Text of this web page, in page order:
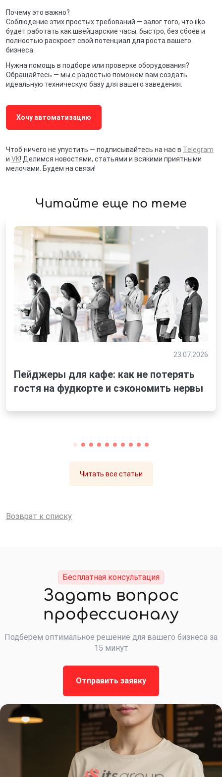
Почему это важно?
Соблюдение этих простых требований — залог того, что iiko
будет работать как швейцарские часы: быстро, без сбоев и
полностью раскроет свой потенциал для роста вашего
бизнеса.
Нужна помощь в подборе или проверке оборудования?
Обращайтесь — мы с радостью поможем вам создать
идеальную техническую базу для вашего заведения.
Хочу автоматизацию
Чтоб ничего не упустить — подписывайтесь на нас в Telegram
и VK! Делимся новостями, статьями и всякими приятными
мелочами. Будем на связи!
Читайте еще по теме
23.07.2026
Пейджеры для кафе: как не потерять
гостя на фудкорте и сэкономить нервы
Читать все статьи
Возврат к списку
Бесплатная консультация
Задать вопрос
профессионалу
Подберем оптимальное решение для вашего бизнеса за
15 минут
Отправить заявку